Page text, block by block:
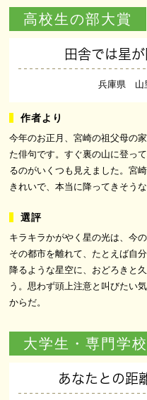
高校生の部大賞
田舎では星
兵庫県
今年のお正月、宮崎の祖父母の
た俳句です。すぐ裏の山に登っ
るのがいくつも見えました。宮
きれいで、本当に降ってきそうな
キラキラかがやく星の光は、今
その都市を離れて、たとえば自
降るような星空に、おどろきと
う。思わず頭上注意と叫びたい
からだ。
大学生・専門学
あなたとの距